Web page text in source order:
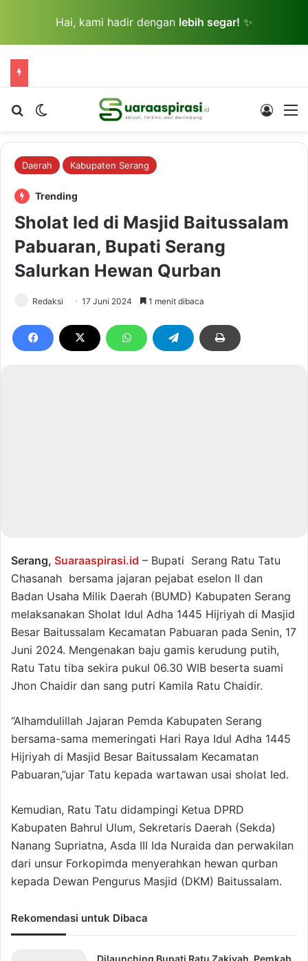
Hai, kami hadir dengan lebih segar! ✨
Cari berita...Switch skin Log In
Daerah Kabupaten Serang
Trending
Sholat Ied di Masjid Baitussalam
Pabuaran, Bupati Serang
Salurkan Hewan Qurban
Redaksi 17 Juni 2024 1 menit dibaca
Serang, Suaraaspirasi.id – Bupati Serang Ratu Tatu
Chasanah bersama jajaran pejabat eselon II dan
Badan Usaha Milik Daerah (BUMD) Kabupaten Serang
melaksanakan Sholat Idul Adha 1445 Hijriyah di Masjid
Besar Baitussalam Kecamatan Pabuaran pada Senin, 17
Juni 2024. Mengenakan baju gamis kerudung putih,
Ratu Tatu tiba sekira pukul 06.30 WIB beserta suami
Jhon Chaidir dan sang putri Kamila Ratu Chaidir.
“Alhamdulillah Jajaran Pemda Kabupaten Serang
bersama-sama memeringati Hari Raya Idul Adha 1445
Hijriyah di Masjid Besar Baitussalam Kecamatan
Pabuaran,”ujar Tatu kepada wartawan usai sholat Ied.
Kemudian, Ratu Tatu didampingi Ketua DPRD
Kabupaten Bahrul Ulum, Sekretaris Daerah (Sekda)
Nanang Supriatna, Asda III Ida Nuraida dan perwakilan
dari unsur Forkopimda menyerahkan hewan qurban
kepada Dewan Pengurus Masjid (DKM) Baitussalam.
Rekomendasi untuk Dibaca